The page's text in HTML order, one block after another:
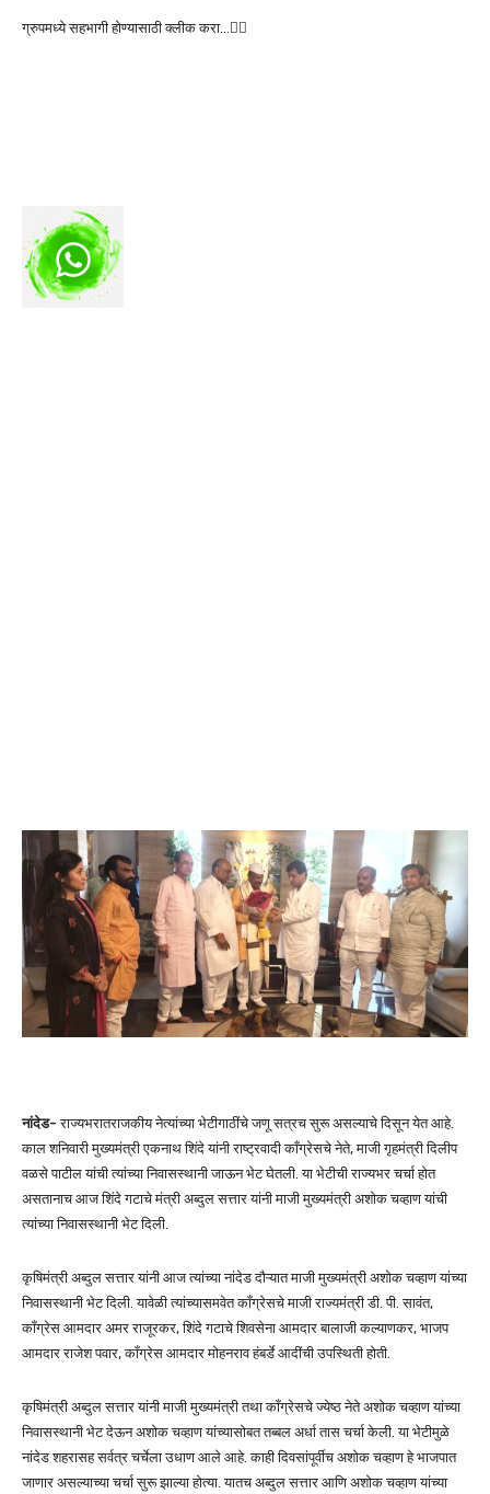
ग्रुपमध्ये सहभागी होण्यासाठी क्लीक करा…👆🏻
नांदेड-राज्यभरातराजकीय नेत्यांच्या भेटीगाठींचे जणू सत्रच सुरू असल्याचे दिसून येत आहे.
काल शनिवारी मुख्यमंत्री एकनाथ शिंदे यांनी राष्ट्रवादी काँग्रेसचे नेते, माजी गृहमंत्री दिलीप
वळसे पाटील यांची त्यांच्या निवासस्थानी जाऊन भेट घेतली. या भेटीची राज्यभर चर्चा होत
असतानाच आज शिंदे गटाचे मंत्री अब्दुल सत्तार यांनी माजी मुख्यमंत्री अशोक चव्हाण यांची
त्यांच्या निवासस्थानी भेट दिली.
कृषिमंत्री अब्दुल सत्तार यांनी आज त्यांच्या नांदेड दौऱ्यात माजी मुख्यमंत्री अशोक चव्हाण यांच्या
निवासस्थानी भेट दिली. यावेळी त्यांच्यासमवेत काँग्रेसचे माजी राज्यमंत्री डी. पी. सावंत,
काँग्रेस आमदार अमर राजूरकर, शिंदे गटाचे शिवसेना आमदार बालाजी कल्याणकर, भाजप
आमदार राजेश पवार, काँग्रेस आमदार मोहनराव हंबर्डे आदींची उपस्थिती होती.
कृषिमंत्री अब्दुल सत्तार यांनी माजी मुख्यमंत्री तथा काँग्रेसचे ज्येष्ठ नेते अशोक चव्हाण यांच्या
निवासस्थानी भेट देऊन अशोक चव्हाण यांच्यासोबत तब्बल अर्धा तास चर्चा केली. या भेटीमुळे
नांदेड शहरासह सर्वत्र चर्चेला उधाण आले आहे. काही दिवसांपूर्वीच अशोक चव्हाण हे भाजपात
जाणार असल्याच्या चर्चा सुरू झाल्या होत्या. यातच अब्दुल सत्तार आणि अशोक चव्हाण यांच्या